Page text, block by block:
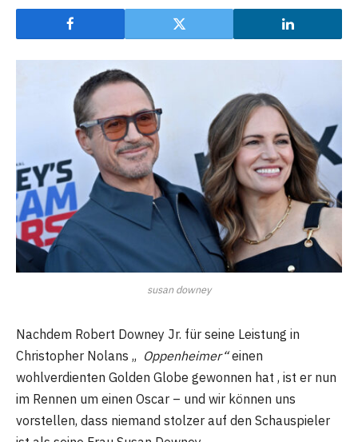
susan downey
Nachdem Robert Downey Jr. für seine Leistung in
Christopher Nolans „ Oppenheimer“einen
wohlverdienten Golden Globe gewonnen hat , ist er nun
im Rennen um einen Oscar – und wir können uns
vorstellen, dass niemand stolzer auf den Schauspieler